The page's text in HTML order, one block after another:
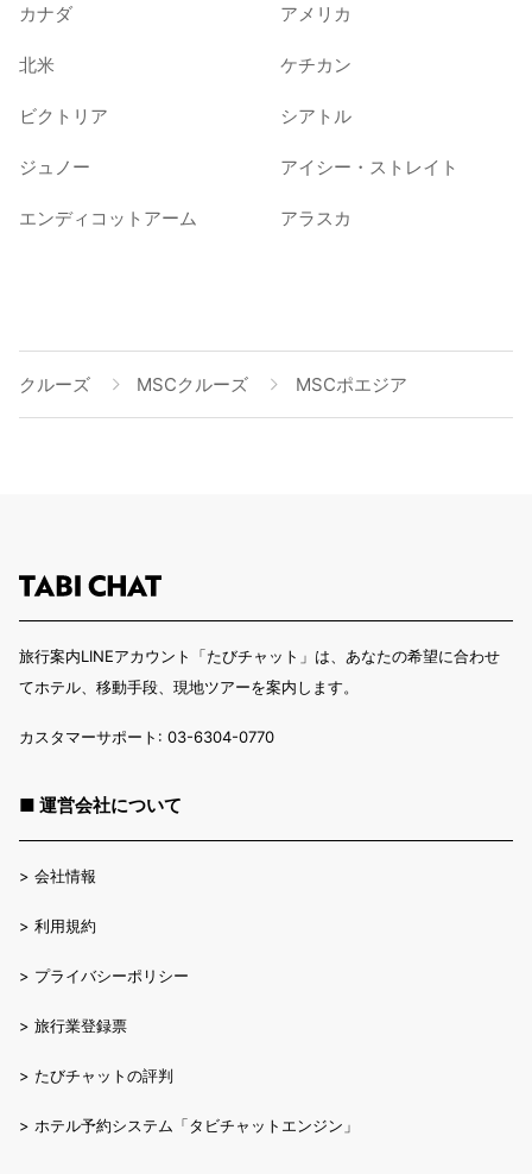
カナダ アメリカ
北米 ケチカン
ビクトリア シアトル
ジュノー アイシー・ストレイト
エンディコットアーム アラスカ
クルーズ MSCクルーズ MSCポエジア
旅行案内LINEアカウント「たびチャット」は、あなたの希望に合わせ
てホテル、移動手段、現地ツアーを案内します。
カスタマーサポート: 03-6304-0770
■ 運営会社について
> 会社情報
> 利用規約
> プライバシーポリシー
> 旅行業登録票
> たびチャットの評判
> ホテル予約システム「タビチャットエンジン」